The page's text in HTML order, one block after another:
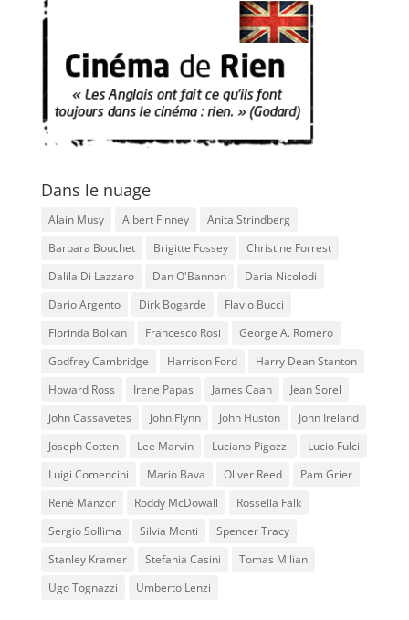
Dans le nuage
Alain Musy Albert Finney
Anita Strindberg
Barbara Bouchet
Brigitte Fossey
Christine Forrest
Dalila Di Lazzaro
Dan O'Bannon
Daria Nicolodi
Dario Argento
Dirk Bogarde
Flavio Bucci
Florinda Bolkan
Francesco Rosi
George A. Romero
Godfrey Cambridge
Harrison Ford
Harry Dean Stanton
Howard Ross
Irene Papas James Caan
Jean Sorel
John Cassavetes
John Flynn John Huston
John Ireland
Joseph Cotten
Lee Marvin Luciano Pigozzi
Lucio Fulci
Luigi Comencini
Mario Bava Oliver Reed
Pam Grier
René Manzor
Roddy McDowall
Rossella Falk
Sergio Sollima
Silvia Monti
Spencer Tracy
Stanley Kramer
Stefania Casini
Tomas Milian
Ugo Tognazzi
Umberto Lenzi